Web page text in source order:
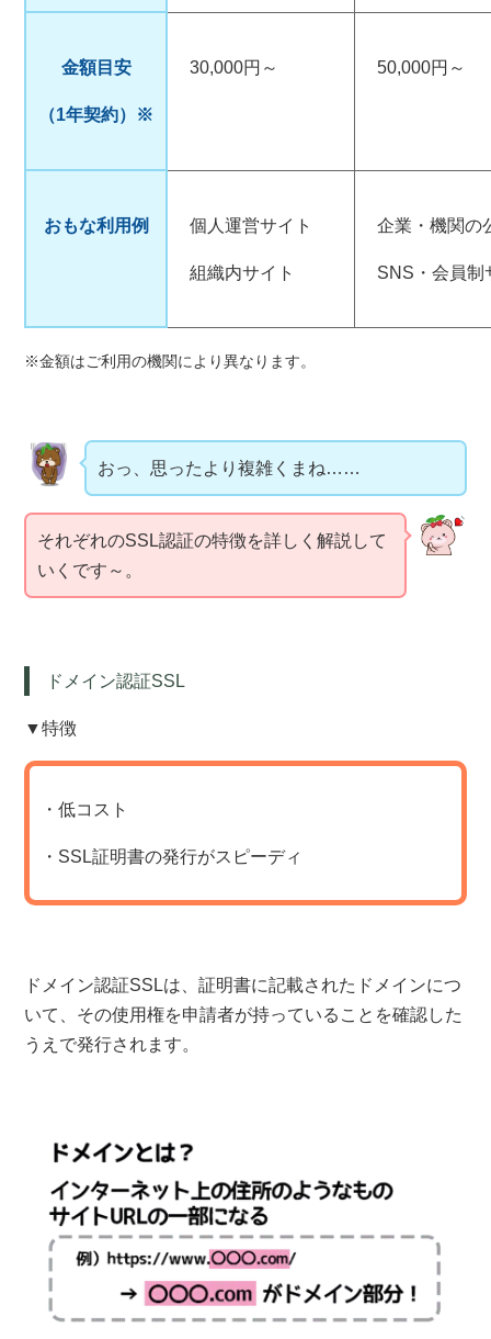
金額目安
（1年契約）※
30,000円～ 50,000円～
おもな利用例 個人運営サイト
組織内サイト
企業・機関の
SNS・会員制
※金額はご利用の機関により異なります。
おっ、思ったより複雑くまね……
それぞれのSSL認証の特徴を詳しく解説して
いくです～。
ドメイン認証SSL
▼特徴
・低コスト
・SSL証明書の発行がスピーディ
ドメイン認証SSLは、証明書に記載されたドメインにつ
いて、その使用権を申請者が持っていることを確認した
うえで発行されます。